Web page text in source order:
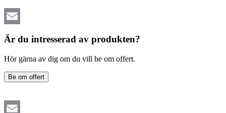
Email
Är du intresserad av produkten?
Hör gärna av dig om du vill be om offert.
Be om offert